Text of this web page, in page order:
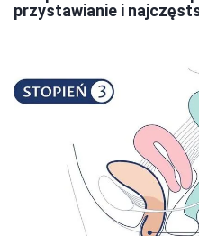
przystawianie i